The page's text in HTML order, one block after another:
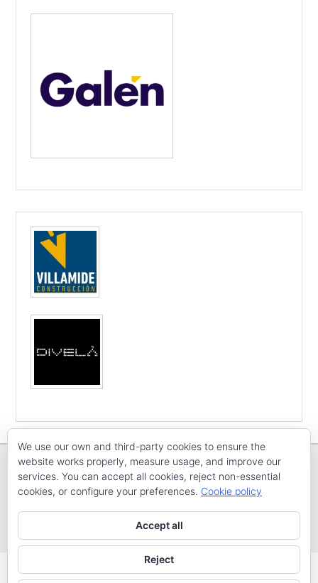
Copyright © ECV ARENAL EMEVETodos os dereitos reservados
Tema: Catch Evolution por
We use our own and third-party cookies to ensure the
website works properly, measure usage, and improve our
services. You can accept all cookies, reject non-essential
cookies, or configure your preferences. Cookie policy
Accept all
Reject